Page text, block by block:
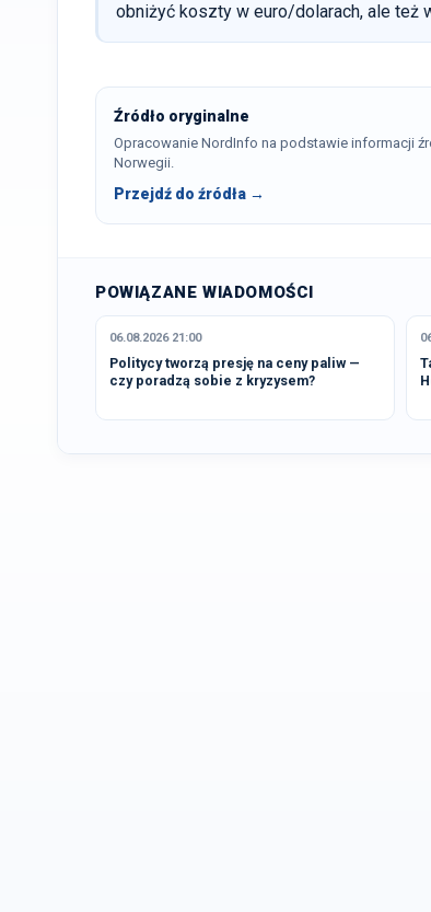
obniżyć koszty w euro/dolarach, ale też
Źródło oryginalne
Opracowanie NordInfo na podstawie informacji
Norwegii.
Przejdź do źródła →
POWIĄZANE WIADOMOŚCI
06.08.2026 21:00
Politycy tworzą presję na ceny paliw —
czy poradzą sobie z kryzysem?